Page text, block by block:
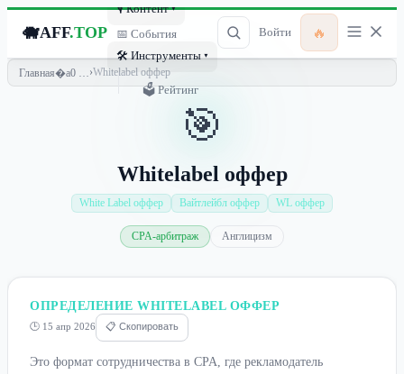
🐗AFF.TOP
🎙 Контент ▾
📅 События
🛠 Инструменты ▾
🗳 Рейтинг
Войти 🔥
Главная ›Whitelabel оффер
🎯
Whitelabel оффер
White Label оффер Вайтлейбл оффер WL оффер
CPA-арбитраж Англицизм
ОПРЕДЕЛЕНИЕ WHITELABEL ОФФЕР
🕒 15 апр 2026 📋 Скопировать
Это формат сотрудничества в CPA, где рекламодатель